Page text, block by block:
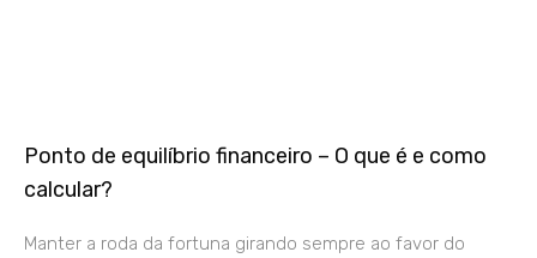
Ponto de equilíbrio financeiro – O que é e como
calcular?
Manter a roda da fortuna girando sempre ao favor do